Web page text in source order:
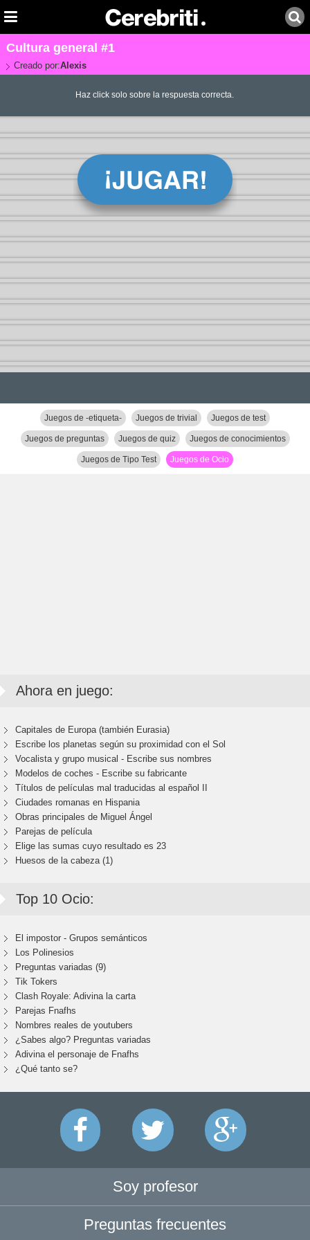
Cultura general #1
Creado por:Alexis
Haz click solo sobre la respuesta correcta.
Juegos de -etiqueta- Juegos de trivial Juegos de test
Juegos de preguntas Juegos de quiz Juegos de conocimientos
Juegos de Tipo Test Juegos de Ocio
Ahora en juego:
Capitales de Europa (también Eurasia)
Escribe los planetas según su proximidad con el Sol
Vocalista y grupo musical - Escribe sus nombres
Modelos de coches - Escribe su fabricante
Títulos de películas mal traducidas al español II
Ciudades romanas en Hispania
Obras principales de Miguel Ángel
Parejas de película
Elige las sumas cuyo resultado es 23
Huesos de la cabeza (1)
Top 10 Ocio:
El impostor - Grupos semánticos
Los Polinesios
Preguntas variadas (9)
Tik Tokers
Clash Royale: Adivina la carta
Parejas Fnafhs
Nombres reales de youtubers
¿Sabes algo? Preguntas variadas
Adivina el personaje de Fnafhs
¿Qué tanto se?
Soy profesor
Preguntas frecuentes